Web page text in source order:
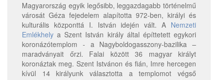
Magyarország egyik legősibb, leggazdagabb történelmű
városát Géza fejedelem alapította 972-ben, királyi és
kulturális központtá I. István idején vált. A Nemzeti
Emlékhely a Szent István király által építtetett egykori
koronázótemplom - a Nagyboldogasszony-bazilika –
maradványait őrzi. Falai között 36 magyar királyt
koronáztak meg. Szent Istvánon és fián, Imre hercegen
kívül 14 királyunk választotta a templomot végső